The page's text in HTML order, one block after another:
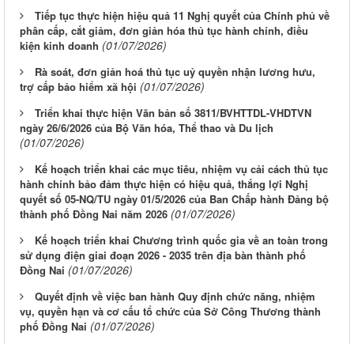
Tiếp tục thực hiện hiệu quả 11 Nghị quyết của Chính phủ về
phân cấp, cắt giảm, đơn giản hóa thủ tục hành chính, điều
kiện kinh doanh (01/07/2026)
Rà soát, đơn giản hoá thủ tục uỷ quyền nhận lương hưu,
trợ cấp bảo hiểm xã hội (01/07/2026)
Triển khai thực hiện Văn bản số 3811/BVHTTDL-VHDTVN
ngày 26/6/2026 của Bộ Văn hóa, Thể thao và Du lịch
(01/07/2026)
Kế hoạch triển khai các mục tiêu, nhiệm vụ cải cách thủ tục
hành chính bảo đảm thực hiện có hiệu quả, thắng lợi Nghị
quyết số 05-NQ/TU ngày 01/5/2026 của Ban Chấp hành Đảng bộ
thành phố Đồng Nai năm 2026 (01/07/2026)
Kế hoạch triển khai Chương trình quốc gia về an toàn trong
sử dụng điện giai đoạn 2026 - 2035 trên địa bàn thành phố
Đồng Nai (01/07/2026)
Quyết định về việc ban hành Quy định chức năng, nhiệm
vụ, quyền hạn và cơ cấu tổ chức của Sở Công Thương thành
phố Đồng Nai (01/07/2026)